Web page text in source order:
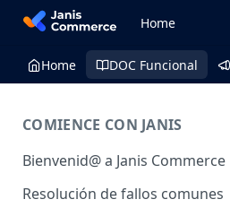
Home
Home DOC Funcional
COMIENCE CON JANIS
Bienvenid@ a Janis Commerce
Acceso y Ambientes
Resolución de fallos comunes